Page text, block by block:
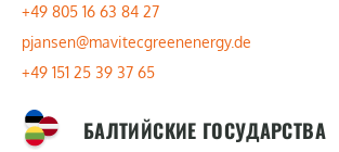
+49 805 16 63 84 27
pjansen@mavitecgreenenergy.de
+49 151 25 39 37 65
БАЛТИЙСКИЕ ГОСУДАРСТВА